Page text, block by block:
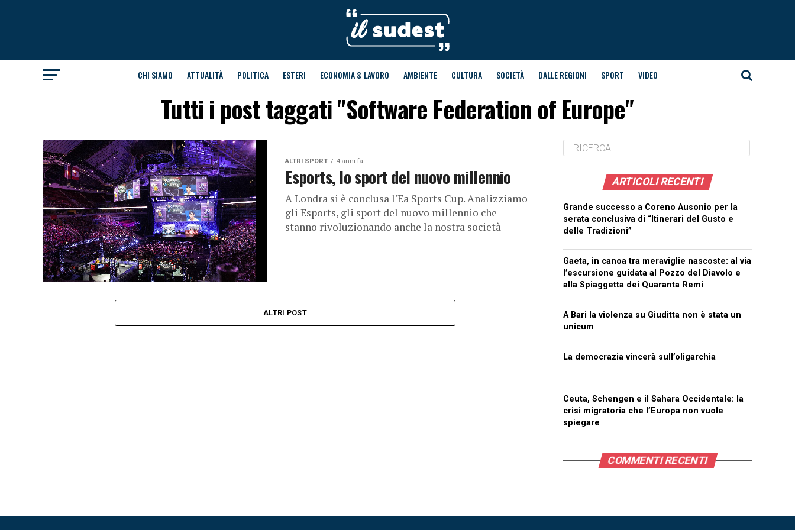
CHI SIAMO ATTUALITÀ POLITICA ESTERI ECONOMIA & LAVORO AMBIENTE CULTURA SOCIETÀ DALLE REGIONI SPORT VIDEO
Tutti i post taggati "Software Federation of Europe"
ALTRI SPORT 4 anni fa
Esports, lo sport del nuovo millennio
A Londra si è conclusa l'Ea Sports Cup. Analizziamo
gli Esports, gli sport del nuovo millennio che
stanno rivoluzionando anche la nostra società
ALTRI POST
ARTICOLI RECENTI
Grande successo a Coreno Ausonio per la
serata conclusiva di “Itinerari del Gusto e
delle Tradizioni”
Gaeta, in canoa tra meraviglie nascoste: al via
l’escursione guidata al Pozzo del Diavolo e
alla Spiaggetta dei Quaranta Remi
A Bari la violenza su Giuditta non è stata un
unicum
La democrazia vincerà sull’oligarchia
Ceuta, Schengen e il Sahara Occidentale: la
crisi migratoria che l’Europa non vuole
spiegare
COMMENTI RECENTI